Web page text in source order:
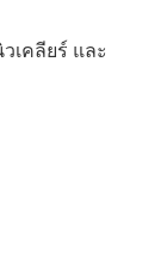
เคลียร์ และ